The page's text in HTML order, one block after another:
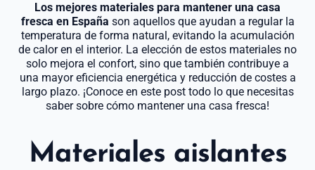
Los mejores materiales para mantener una casa
fresca en España son aquellos que ayudan a regular la
temperatura de forma natural, evitando la acumulación
de calor en el interior. La elección de estos materiales no
solo mejora el confort, sino que también contribuye a
una mayor eficiencia energética y reducción de costes a
largo plazo. ¡Conoce en este post todo lo que necesitas
saber sobre cómo mantener una casa fresca!
Materiales aislantes